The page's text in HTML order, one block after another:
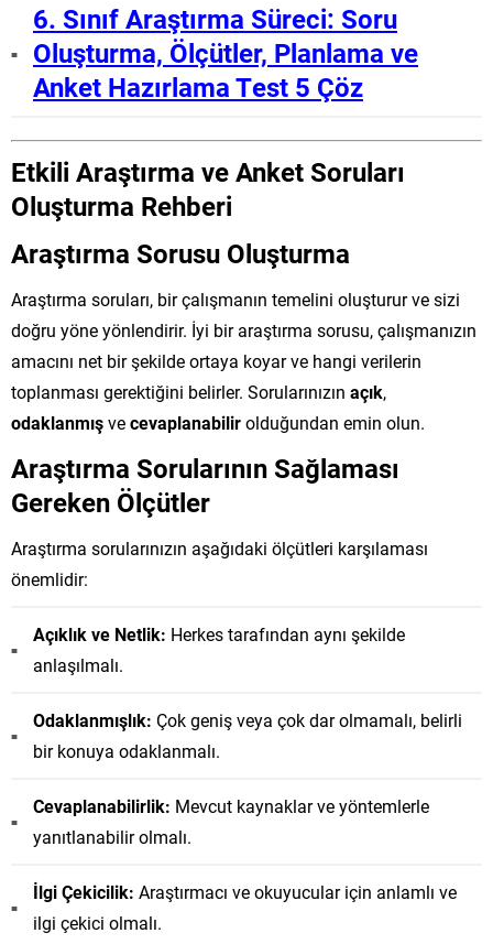
6. Sınıf Araştırma Süreci: Soru
Oluşturma, Ölçütler, Planlama ve
Anket Hazırlama Test 5 Çöz
Etkili Araştırma ve Anket Soruları
Oluşturma Rehberi
Araştırma Sorusu Oluşturma
Araştırma soruları, bir çalışmanın temelini oluşturur ve sizi
doğru yöne yönlendirir. İyi bir araştırma sorusu, çalışmanızın
amacını net bir şekilde ortaya koyar ve hangi verilerin
toplanması gerektiğini belirler. Sorularınızın açık,
odaklanmışvecevaplanabilirolduğundan emin olun.
Araştırma Sorularının Sağlaması
Gereken Ölçütler
Araştırma sorularınızın aşağıdaki ölçütleri karşılaması
önemlidir:
Açıklık ve Netlik: Herkes tarafından aynı şekilde
anlaşılmalı.
Odaklanmışlık: Çok geniş veya çok dar olmamalı, belirli
bir konuya odaklanmalı.
Cevaplanabilirlik: Mevcut kaynaklar ve yöntemlerle
yanıtlanabilir olmalı.
İlgi Çekicilik: Araştırmacı ve okuyucular için anlamlı ve
ilgi çekici olmalı.